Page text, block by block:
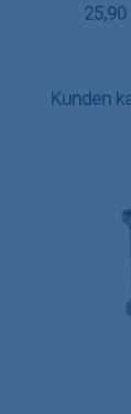
25,90
Kunden